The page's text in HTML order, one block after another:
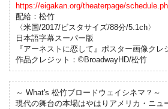
https://eigakan.org/theaterpage/
配給：松竹
〈米国/2017/ビスタサイズ/88分/5.1ch〉
日本語字幕スーパー版
『アーネストに恋して』ポスター画像ク
作品クレジット：©BroadwayHD/松竹
～ What's 松竹ブロードウェイシネマ？～
現代の舞台の本場はやはりアメリカ・ニュ